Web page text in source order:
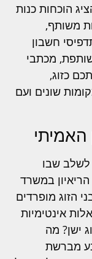
הוכחות כנות
משותף,
חשבון
מכתבי
כזוג,
שונים ועם
שבו
במשרד
הזוג מופרדים
אינטימיות
ישן? מה
מברשת